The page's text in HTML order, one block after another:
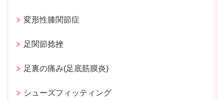
変形性膝関節症
足関節捻挫
足裏の痛み(足底筋膜炎)
シューズフィッティング